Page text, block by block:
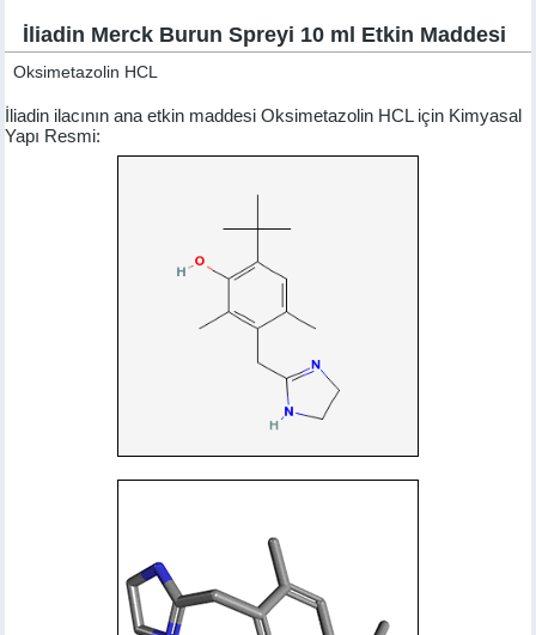
İliadin Merck Burun Spreyi 10 ml Etkin Maddesi
Oksimetazolin HCL
İliadin ilacının ana etkin maddesi Oksimetazolin HCL için Kimyasal
Yapı Resmi: